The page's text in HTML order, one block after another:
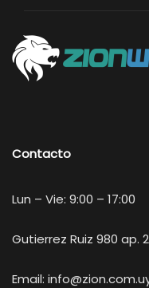
Contacto
Lun – Vie: 9:00 – 17:00
Gutierrez Ruiz 980 ap.
Email: